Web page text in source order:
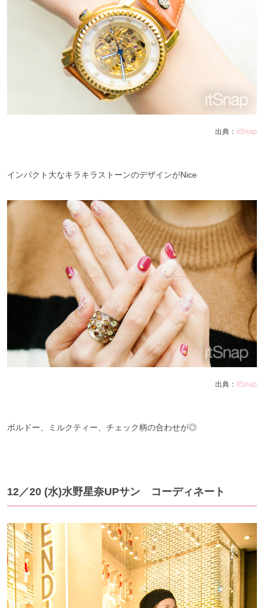
出典： itSnap
インパクト大なキラキラストーンのデザインがNice
出典： itSnap
ボルドー、ミルクティー、チェック柄の合わせが◎
12／20 (水)水野星奈UPサン コーディネート